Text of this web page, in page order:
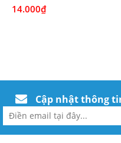
14.000₫
Cập nhật thông